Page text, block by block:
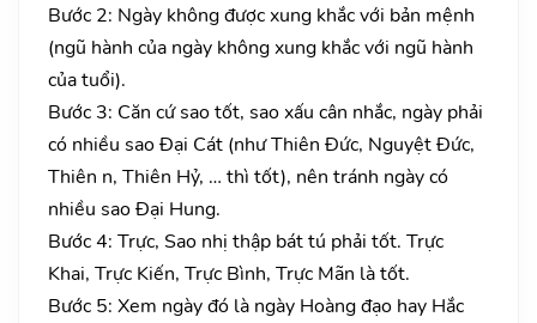
Bước 2: Ngày không được xung khắc với bản mệnh
(ngũ hành của ngày không xung khắc với ngũ hành
của tuổi).
Bước 3: Căn cứ sao tốt, sao xấu cân nhắc, ngày phải
có nhiều sao Đại Cát (như Thiên Đức, Nguyệt Đức,
Thiên n, Thiên Hỷ, … thì tốt), nên tránh ngày có
nhiều sao Đại Hung.
Bước 4: Trực, Sao nhị thập bát tú phải tốt. Trực
Khai, Trực Kiến, Trực Bình, Trực Mãn là tốt.
Bước 5: Xem ngày đó là ngày Hoàng đạo hay Hắc